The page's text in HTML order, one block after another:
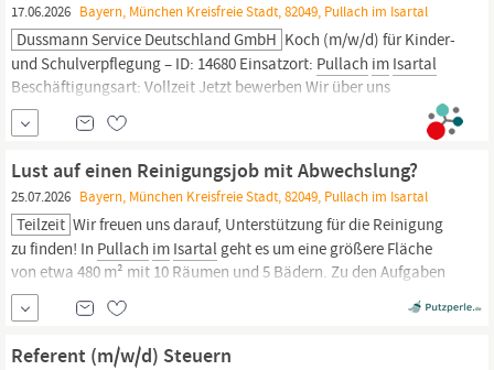
17.06.2026 Bayern, München Kreisfreie Stadt, 82049, Pullach im Isartal
Dussmann Service Deutschland GmbH Koch (m/w/d) für Kinder-
und Schulverpflegung – ID: 14680 Einsatzort: Pullach im Isartal
Beschäftigungsart: Vollzeit Jetzt bewerben Wir über uns
Dussmann ist ein internationales Familienunternehmen – werde
Teil der #Dussmannschaft
Bereich Food Services. Mit unserem
Lust auf einen Reinigungsjob mit Abwechslung?
25.07.2026 Bayern, München Kreisfreie Stadt, 82049, Pullach im Isartal
Teilzeit Wir freuen uns darauf, Unterstützung für die Reinigung
zu finden! In Pullach im Isartal geht es um eine größere Fläche
von etwa 480 m² mit 10 Räumen und 5 Bädern. Zu den Aufgaben
gehören die allgemeine Reinigung, Betten wechseln, das
Reinigen des Treppenhauses sowie Büroreinigung. Der Einsatz ist
regelmäßig geplant. Die...
Referent (m/w/d) Steuern